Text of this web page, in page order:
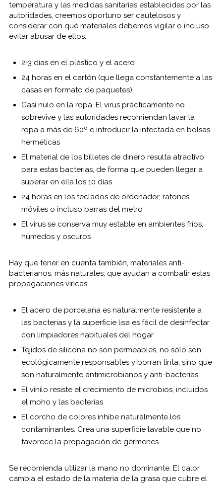
temperatura y las medidas sanitarias establecidas por las
autoridades, creemos oportuno ser cautelosos y
considerar con qué materiales debemos vigilar o incluso
evitar abusar de ellos.
2-3 días en el plástico y el acero
24 horas en el cartón (que llega constantemente a las
casas en formato de paquetes)
Casi nulo en la ropa. El virus prácticamente no
sobrevive y las autoridades recomiendan lavar la
ropa a más de 60º e introducir la infectada en bolsas
herméticas
El material de los billetes de dinero resulta atractivo
para estas bacterias, de forma que pueden llegar a
superar en ella los 10 días
24 horas en los teclados de ordenador, ratones,
móviles o incluso barras del metro
El virus se conserva muy estable en ambientes fríos,
húmedos y oscuros
Hay que tener en cuenta también, materiales anti-
bacterianos, más naturales, que ayudan a combatir estas
propagaciones víricas:
El acero de porcelana es naturalmente resistente a
las bacterias y la superficie lisa es fácil de desinfectar
con limpiadores habituales del hogar
Tejidos de silicona no son permeables, no sólo son
ecológicamente responsables y borran tinta, sino que
son naturalmente antimicrobianos y anti-bacterias
El vinilo resiste el crecimiento de microbios, incluidos
el moho y las bacterias
El corcho de colores inhibe naturalmente los
contaminantes. Crea una superficie lavable que no
favorece la propagación de gérmenes.
Se recomienda utilizar la mano no dominante. El calor
cambia el estado de la materia de la grasa que cubre el